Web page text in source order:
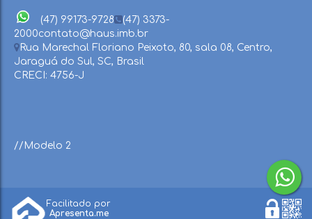
(47) 99173-9728
(47) 3373-
2000contato@haus.imb.br
Rua Marechal Floriano Peixoto, 80, sala 08, Centro,
Jaraguá do Sul, SC, Brasil
CRECI: 4756-J
//Modelo 2